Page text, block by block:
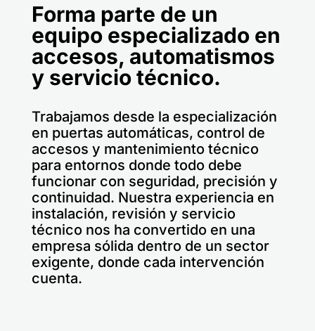
Forma parte de un
equipo especializado en
accesos, automatismos
y servicio técnico.
Trabajamos desde la especialización
en puertas automáticas, control de
accesos y mantenimiento técnico
para entornos donde todo debe
funcionar con seguridad, precisión y
continuidad. Nuestra experiencia en
instalación, revisión y servicio
técnico nos ha convertido en una
empresa sólida dentro de un sector
exigente, donde cada intervención
cuenta.